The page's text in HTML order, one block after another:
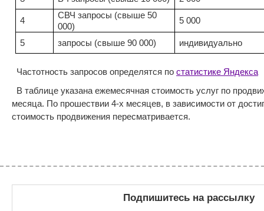
4
СВЧ запросы (свыше 50
000)
5 000
5 запросы (свыше 90 000) индивидуально
Частотность запросов определятся по статистике Яндекса
В таблице указана ежемесячная стоимость услуг по
месяца. По прошествии 4-х месяцев, в зависимости от
стоимость продвижения пересматривается.
Подпишитесь на рассылку